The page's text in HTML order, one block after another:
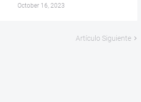
October 16, 2023
Artículo Siguiente